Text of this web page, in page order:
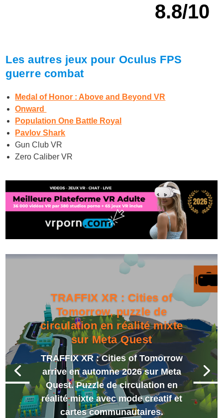
8.8/10
Les autres jeux pour Oculus FPS
guerre combat
Medal of Honor : Above and Beyond VR
Onward
Population One Battle Royal
Pavlov Shark
Gun Club VR
Zero Caliber VR
TRAFFIX XR : Cities of
Tomorrow, puzzle de
circulation en réalité mixte
sur Meta Quest
TRAFFIX XR : Cities of Tomorrow
arrive en automne 2026 sur Meta
Quest. Puzzle de circulation en
réalité mixte avec mode creatif et
cartes communautaires.